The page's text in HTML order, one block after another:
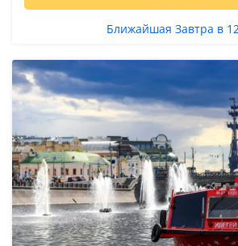
Ближайшая Завтра в